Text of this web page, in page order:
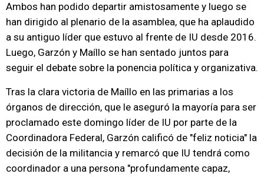
Ambos han podido departir amistosamente y luego se
han dirigido al plenario de la asamblea, que ha aplaudido
a su antiguo líder que estuvo al frente de IU desde 2016.
Luego, Garzón y Maíllo se han sentado juntos para
seguir el debate sobre la ponencia política y organizativa.
Tras la clara victoria de Maíllo en las primarias a los
órganos de dirección, que le aseguró la mayoría para ser
proclamado este domingo líder de IU por parte de la
Coordinadora Federal, Garzón calificó de "feliz noticia" la
decisión de la militancia y remarcó que IU tendrá como
coordinador a una persona "profundamente capaz,